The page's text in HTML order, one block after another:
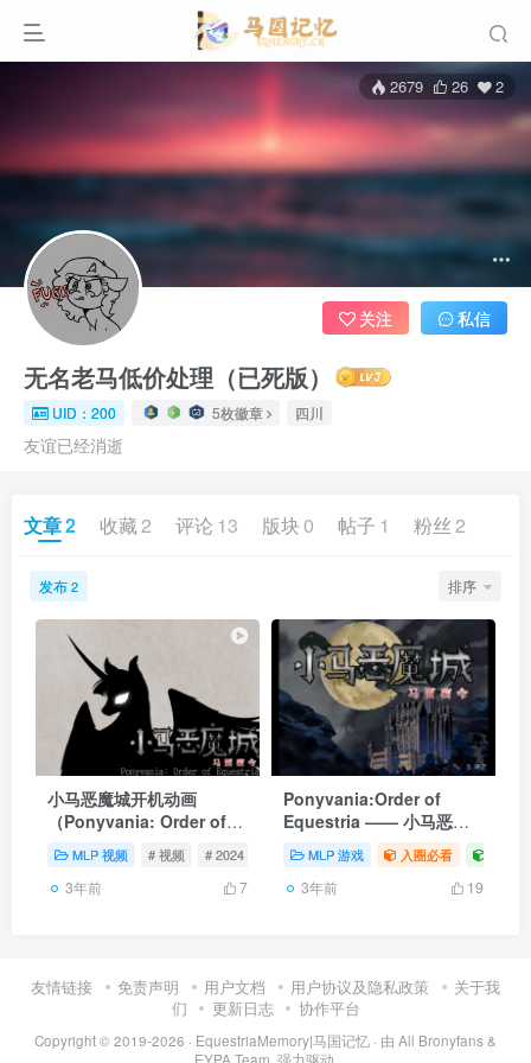
2679 26 2
无名老马低价处理（已死版）
UID：200 5枚徽章 四川
友谊已经消逝
关注 私信
文章2 收藏 2 评论 13 版块 0 帖子 1 粉丝 2
发布 2 排序
小马恶魔城开机动画
（Ponyvania: Order of
Equestria Intro）
MLP 视频 # 视频 # 2024 # 2013
3年前 7
Ponyvania:Order of
Equestria —— 小马恶魔
城
MLP 游戏 入圈必看
3年前 19
友情链接 免责声明 用户文档 用户协议及隐私政策
关于我
们
更新日志 协作平台
Copyright © 2019-2026 · EquestriaMemory|马国记忆 · 由 All Bronyfans &
EYPA Team. 强力驱动.